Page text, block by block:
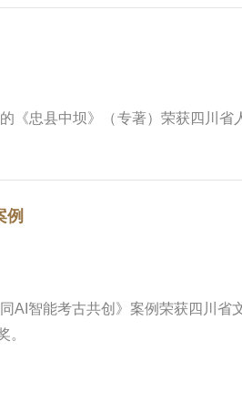
《忠县中坝》（专著）荣获四川省
例
AI智能考古共创》 案例荣获四川省
。